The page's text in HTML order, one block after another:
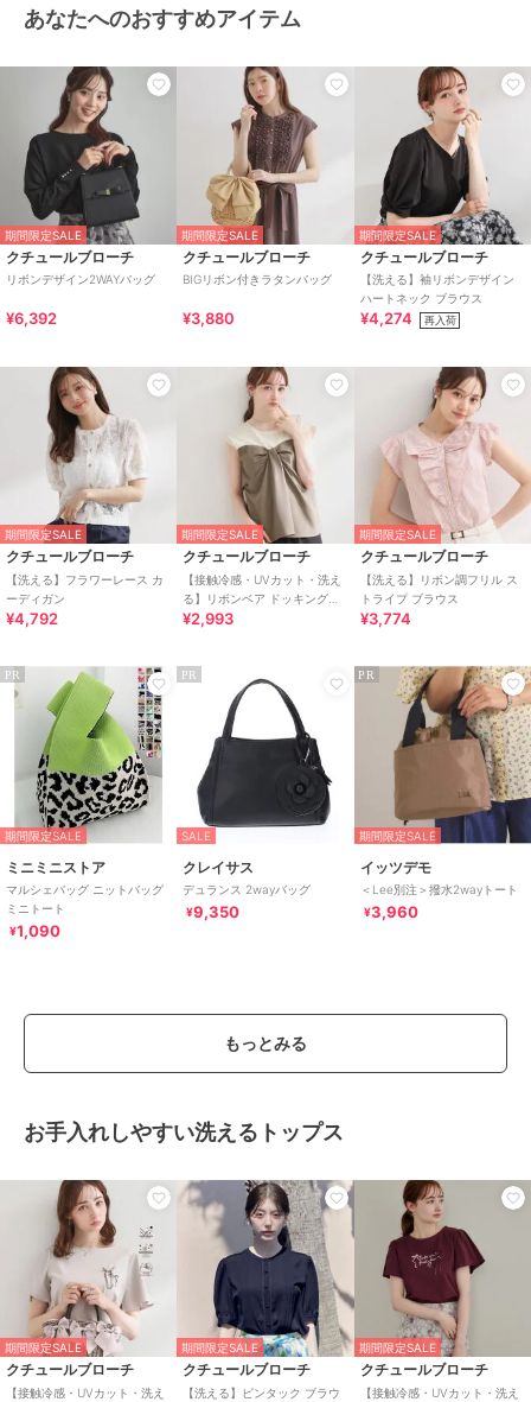
あなたへのおすすめアイテム
期間限定SALE
クチュールブローチ
リボンデザイン2WAYバッグ
¥6,392
期間限定SALE
クチュールブローチ
BIGリボン付きラタンバッグ
¥3,880
期間限定SALE
クチュールブローチ
【洗える】袖リボンデザイン
ハートネック ブラウス
¥4,274 再入荷
期間限定SALE
クチュールブローチ
【洗える】フラワーレース カ
ーディガン
¥4,792
期間限定SALE
クチュールブローチ
【接触冷感・UVカット・洗え
る】リボンベア ドッキングト
ップス
¥2,993
期間限定SALE
クチュールブローチ
【洗える】リボン調フリル ス
トライプ ブラウス
¥3,774
PR
期間限定SALE
ミニミニストア
マルシェバッグ ニットバッグ
ミニトート
¥1,090
PR
SALE
クレイサス
デュランス 2wayバッグ
¥9,350
PR
期間限定SALE
イッツデモ
＜Lee別注＞撥水2wayトート
¥3,960
もっとみる
お手入れしやすい洗えるトップス
期間限定SALE
クチュールブローチ
【接触冷感・UVカット・洗え
期間限定SALE
クチュールブローチ
【洗える】ピンタック ブラウ
期間限定SALE
クチュールブローチ
【接触冷感・UVカット・洗え